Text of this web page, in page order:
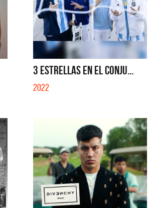
3 ESTRELLAS EN EL CONJU...
2022